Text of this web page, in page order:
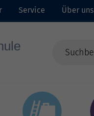
Service Über uns